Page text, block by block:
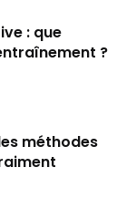
: que
?
méthodes